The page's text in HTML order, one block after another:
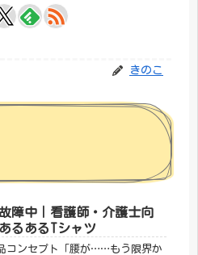
きのこ
障中｜看護師・介護士向
るあるTシャツ
コンセプト「腰が……もう限界か